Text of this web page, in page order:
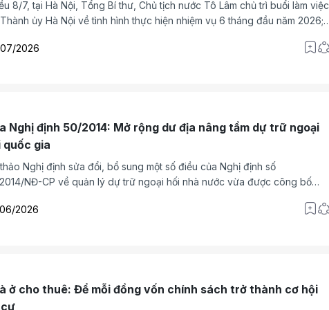
8/7, tại Hà Nội, Tổng Bí thư, Chủ tịch nước Tô Lâm chủ trì buổi làm việc
ủy Hà Nội về tình hình thực hiện nhiệm vụ 6 tháng đầu năm 2026;
với mục tiêu tăng trưởng GRDP đạt từ 11% trở lên; triển khai thực hiện
2026
Nghị định 50/2014: Mở rộng dư địa nâng tầm dự trữ ngoại
quốc gia
Nghị định sửa đổi, bổ sung một số điều của Nghị định số
NĐ-CP về quản lý dự trữ ngoại hối nhà nước vừa được công bố
2026
ở cho thuê: Để mỗi đồng vốn chính sách trở thành cơ hội